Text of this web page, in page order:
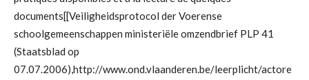
documents[[Veiligheidsprotocol der Voerense
schoolgemeenschappen ministeriële omzendbrief PLP 41
(Staatsblad op
07.07.2006),http://www.ond.vlaanderen.be/leerplicht/actore